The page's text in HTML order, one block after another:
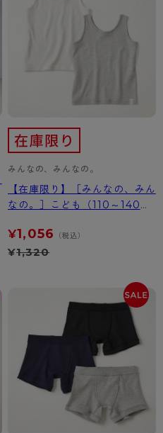
みんなの、みんなの。
【在庫限り】［みんなの、みん
なの。］こども（110～140）
¥1,056 （税込）
¥1,320